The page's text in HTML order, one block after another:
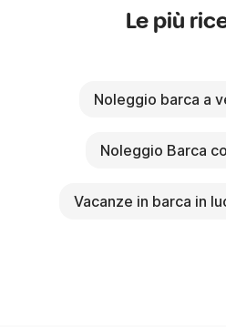
Le più
Noleggio barca a
Noleggio Barca
Vacanze in barca in